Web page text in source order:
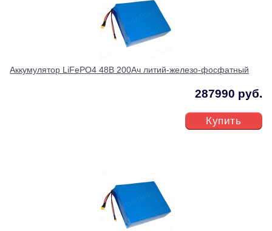
Аккумулятор LiFePO4 48В 200Ач литий-железо-фосфатный
287990 руб.
Купить